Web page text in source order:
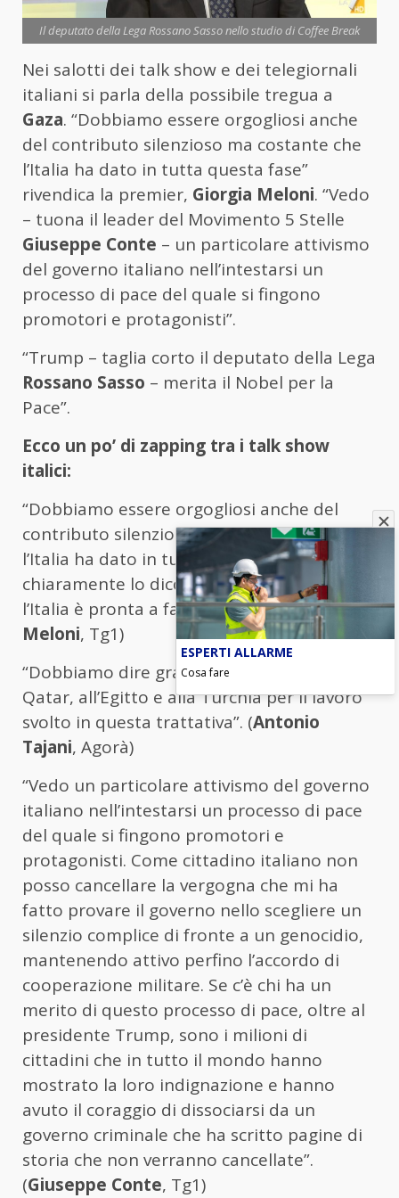
Il deputato della Lega Rossano Sasso nello studio di Coffee Break
Nei salotti dei talk show e dei telegiornali
italiani si parla della possibile tregua a
Gaza. “Dobbiamo essere orgogliosi anche
del contributo silenzioso ma costante che
l’Italia ha dato in tutta questa fase”
rivendica la premier, Giorgia Meloni. “Vedo
– tuona il leader del Movimento 5 Stelle
Giuseppe Conte – un particolare attivismo
del governo italiano nell’intestarsi un
processo di pace del quale si fingono
promotori e protagonisti”.
“Trump – taglia corto il deputato della Lega
Rossano Sasso – merita il Nobel per la
Pace”.
Ecco un po’ di zapping tra i talk show
italici:
“Dobbiamo essere orgogliosi anche del
contributo silenzioso ma costante che
l’Italia ha dato in tutta questa fase e
chiaramente lo dico anche per ribadire che
l’Italia è pronta a fare la sua parte”. (Giorgia
Meloni, Tg1)
“Dobbiamo dire grazie ad americani, al
Qatar, all’Egitto e alla Turchia per il lavoro
svolto in questa trattativa”. (Antonio
Tajani, Agorà)
“Vedo un particolare attivismo del governo
italiano nell’intestarsi un processo di pace
del quale si fingono promotori e
protagonisti. Come cittadino italiano non
posso cancellare la vergogna che mi ha
fatto provare il governo nello scegliere un
silenzio complice di fronte a un genocidio,
mantenendo attivo perfino l’accordo di
cooperazione militare. Se c’è chi ha un
merito di questo processo di pace, oltre al
presidente Trump, sono i milioni di
cittadini che in tutto il mondo hanno
mostrato la loro indignazione e hanno
avuto il coraggio di dissociarsi da un
governo criminale che ha scritto pagine di
storia che non verranno cancellate”.
(Giuseppe Conte, Tg1)
ESPERTI ALLARME
Cosa fare